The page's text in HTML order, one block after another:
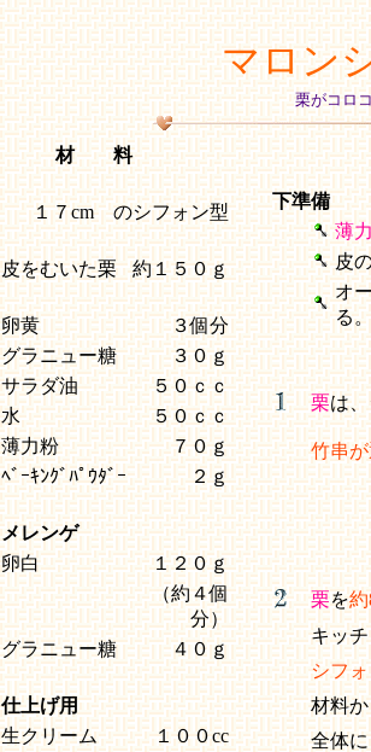
マロン
栗がコロ
材 料
１７cm のシフォン型
皮をむいた栗 約１５０ｇ
卵黄
３個分
グラニュー糖
３０ｇ
サラダ油
５０ｃｃ
水
５０ｃｃ
薄力粉
７０ｇ
ﾍﾞｰｷﾝｸﾞﾊﾟｳﾀﾞｰ
２ｇ
メレンゲ
卵白
１２０ｇ
（約４個
分）
グラニュー糖
４０ｇ
仕上げ用
生クリーム
１００cc
下準備
薄
皮
オ
る
栗は
竹串
栗を
キッ
シフ
材料
全体